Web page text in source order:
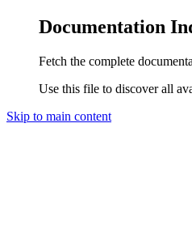
Documentation
Fetch the complete
Use this file to discover all
Skip to main content